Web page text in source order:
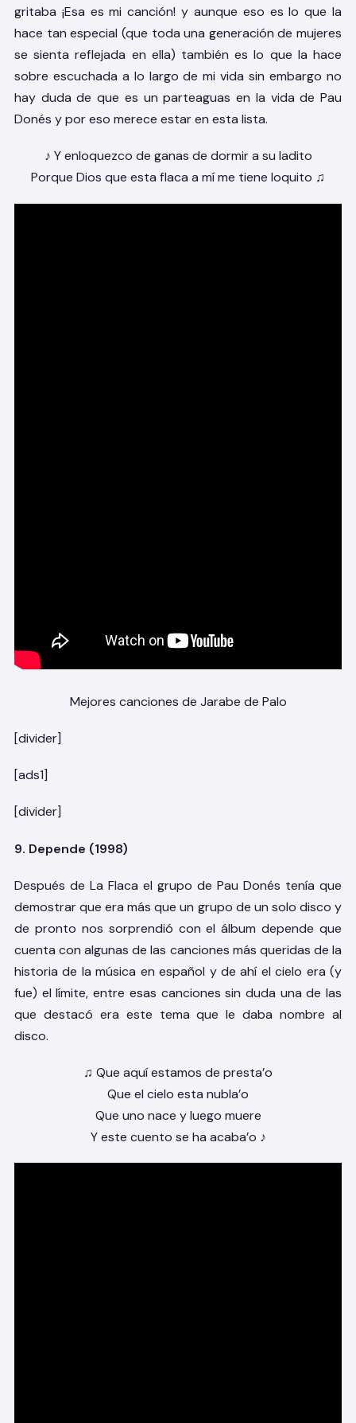
gritaba ¡Esa es mi canción! y aunque eso es lo que la
hace tan especial (que toda una generación de mujeres
se sienta reflejada en ella) también es lo que la hace
sobre escuchada a lo largo de mi vida sin embargo no
hay duda de que es un parteaguas en la vida de Pau
Donés y por eso merece estar en esta lista.
♪ Y enloquezco de ganas de dormir a su ladito
Porque Dios que esta flaca a mí me tiene loquito ♫
Mejores canciones de Jarabe de Palo
[divider]
[ads1]
[divider]
9. Depende (1998)
Después de La Flaca el grupo de Pau Donés tenía que
demostrar que era más que un grupo de un solo disco y
de pronto nos sorprendió con el álbum depende que
cuenta con algunas de las canciones más queridas de la
historia de la música en español y de ahí el cielo era (y
fue) el límite, entre esas canciones sin duda una de las
que destacó era este tema que le daba nombre al
disco.
♫ Que aquí estamos de presta’o
Que el cielo esta nubla’o
Que uno nace y luego muere
Y este cuento se ha acaba’o ♪